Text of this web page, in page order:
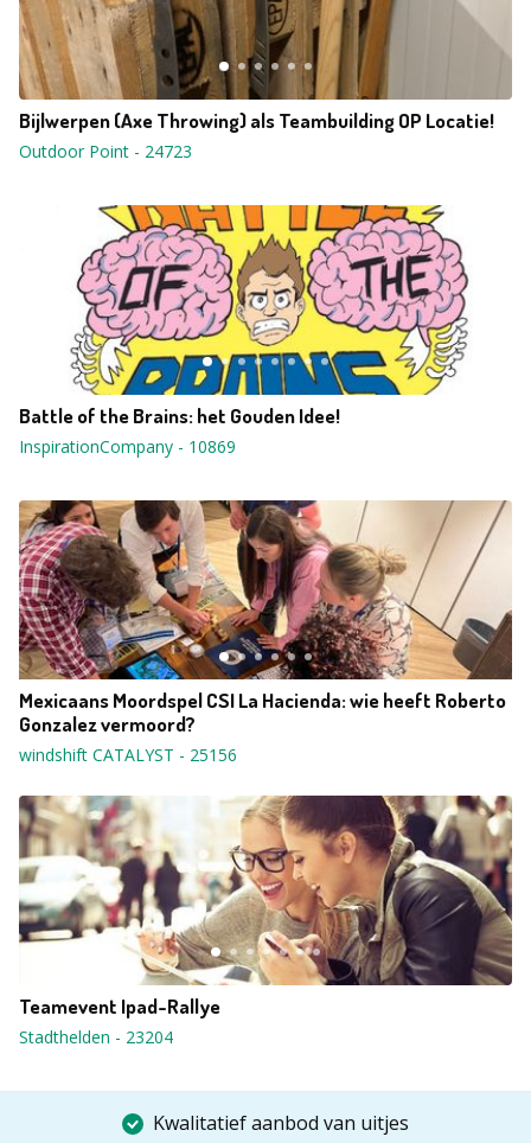
Bijlwerpen (Axe Throwing) als Teambuilding OP Locatie!
Outdoor Point - 24723
Battle of the Brains: het Gouden Idee!
InspirationCompany - 10869
Mexicaans Moordspel CSI La Hacienda: wie heeft Roberto
Gonzalez vermoord?
windshift CATALYST - 25156
Teamevent Ipad-Rallye
Stadthelden - 23204
Kwalitatief aanbod van uitjes